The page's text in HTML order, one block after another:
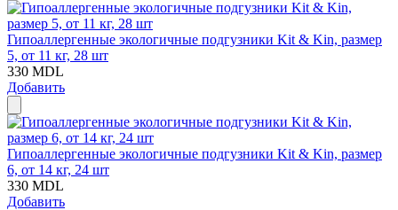
Гипоаллергенные экологичные подгузники Kit & Kin, размер
5, от 11 кг, 28 шт
330 MDL
Добавить
Гипоаллергенные экологичные подгузники Kit & Kin, размер
6, от 14 кг, 24 шт
330 MDL
Добавить